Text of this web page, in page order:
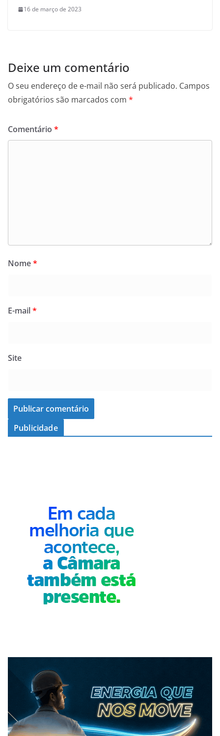
16 de março de 2023
Deixe um comentário
O seu endereço de e-mail não será publicado. Campos
obrigatórios são marcados com *
Comentário *
Nome*
E-mail*
Site
Publicidade